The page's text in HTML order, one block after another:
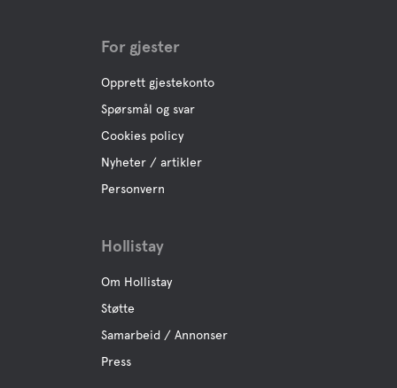
For gjester
Opprett gjestekonto
Spørsmål og svar
Cookies policy
Nyheter / artikler
Personvern
Hollistay
Om Hollistay
Støtte
Samarbeid / Annonser
Press